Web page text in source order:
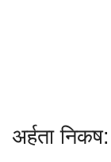
अर्हता निकष: